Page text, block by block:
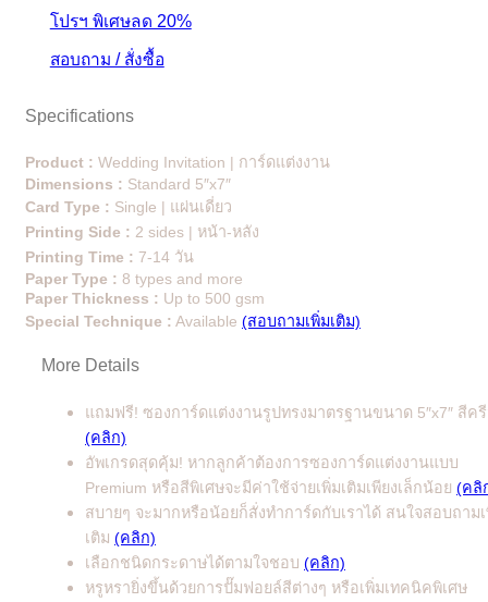
โปรฯ พิเศษลด 20%
สอบถาม / สั่งซื้อ
Specifications
Product : Wedding Invitation | การ์ดแต่งงาน
Dimensions : Standard 5″x7″
Card Type : Single | แผ่นเดี่ยว
Printing Side : 2 sides | หน้า-หลัง
Printing Time : 7-14 วัน
Paper Type : 8 types and more
Paper Thickness : Up to 500 gsm
Special Technique : Available (สอบถามเพิ่มเติม)
More Details
แถมฟรี! ซองการ์ดแต่งงานรูปทรงมาตรฐานขนาด 5″x7″ สีค
(คลิก)
อัพเกรดสุดคุ้ม! หากลูกค้าต้องการซองการ์ดแต่งงานแบบ
Premium หรือสีพิเศษจะมีค่าใช้จ่ายเพิ่มเติมเพียงเล็กน้อย (คลิ
สบายๆ จะมากหรือน้อยก็สั่งทำการ์ดกับเราได้ สนใจสอบถาม
เติม (คลิก)
เลือกชนิดกระดาษได้ตามใจชอบ (คลิก)
หรูหรายิ่งขึ้นด้วยการปั๊มฟอยล์สีต่างๆ หรือเพิ่มเทคนิคพิเศษ